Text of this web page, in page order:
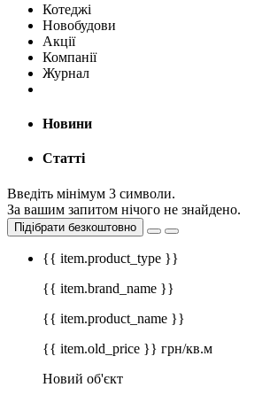
Котеджі
Новобудови
Акції
Компанії
Журнал
Новини
Статті
Введіть мінімум 3 символи.
За вашим запитом нічого не знайдено.
Підібрати безкоштовно
{{ item.product_type }}
{{ item.brand_name }}
{{ item.product_name }}
{{ item.old_price }} грн/кв.м
Новий об'єкт